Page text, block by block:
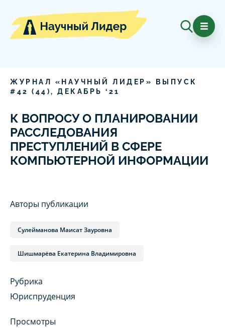
ЖУРНАЛ «НАУЧНЫЙ ЛИДЕР» ВЫПУСК
# 42 ( 44 ), ДЕКАБРЬ ‘ 21
К ВОПРОСУ О ПЛАНИРОВАНИИ
РАССЛЕДОВАНИЯ
ПРЕСТУПЛЕНИЙ В СФЕРЕ
КОМПЬЮТЕРНОЙ ИНФОРМАЦИИ
Авторы публикации
Сулейманова Маисат Зауровна
Шишмарёва Екатерина Владимировна
Рубрика
Юриспруденция
Просмотры